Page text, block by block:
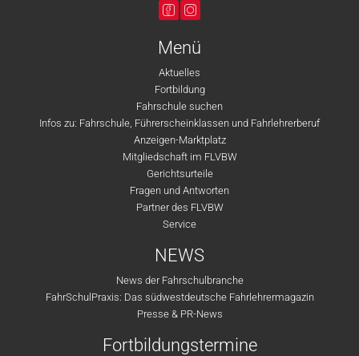
Menü
Aktuelles
Fortbildung
Fahrschule suchen
Infos zu: Fahrschule, Führerscheinklassen und Fahrlehrerberuf
Anzeigen-Marktplatz
Mitgliedschaft im FLVBW
Gerichtsurteile
Fragen und Antworten
Partner des FLVBW
Service
NEWS
News der Fahrschulbranche
FahrSchulPraxis: Das südwestdeutsche Fahrlehrermagazin
Presse & PR-News
Fortbildungstermine